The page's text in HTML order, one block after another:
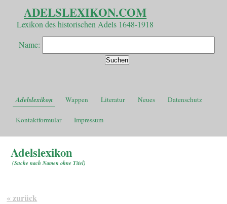
ADELSLEXIKON.COM
Lexikon des historischen Adels 1648-1918
Name:
Adelslexikon Wappen Literatur Neues Datenschutz
Kontaktformular Impressum
Adelslexikon
(Suche nach Namen ohne Titel)
« zurück